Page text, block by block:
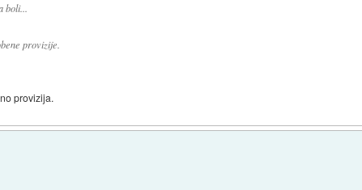
boli...
provizije.
provizija.